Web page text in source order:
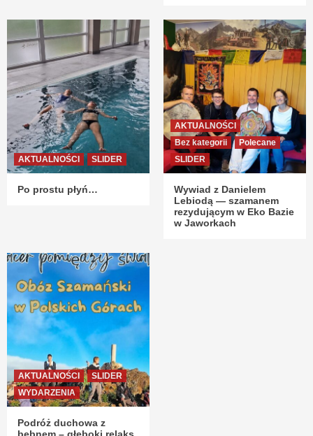
AKTUALNOŚCI SLIDER
Po prostu płyń…
AKTUALNOŚCI
Bez kategorii
Polecane
SLIDER
Wywiad z Danielem
Lebiodą — szamanem
rezydującym w Eko Bazie
w Jaworkach
AKTUALNOŚCI
SLIDER
WYDARZENIA
Podróż duchowa z